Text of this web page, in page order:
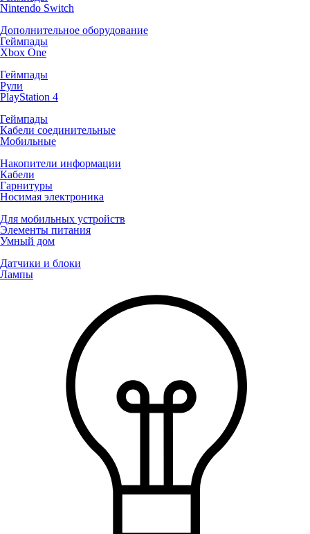
Nintendo Switch
Дополнительное оборудование
Геймпады
Xbox One
Геймпады
Рули
PlayStation 4
Геймпады
Кабели соединительные
Мобильные
Накопители информации
Кабели
Гарнитуры
Носимая электроника
Для мобильных устройств
Элементы питания
Умный дом
Датчики и блоки
Лампы